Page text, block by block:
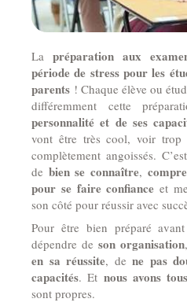
Lapréparation aux
période de stress pour les
parents ! Chaque élève ou
différemment cette
personnalité et de ses
vont être très cool, voir trop
complètement angoissés.
de bien se connaître,
pour se faire confianceet
son côté pour réussir avec
Pour être bien préparé
dépendre de son organisation
en sa réussite, de ne pas
capacités. Et nous avons
sont propres.